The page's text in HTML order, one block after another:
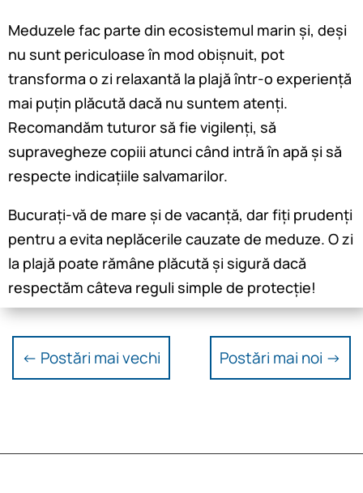
Meduzele fac parte din ecosistemul marin și, deși
nu sunt periculoase în mod obișnuit, pot
transforma o zi relaxantă la plajă într-o experiență
mai puțin plăcută dacă nu suntem atenți.
Recomandăm tuturor să fie vigilenți, să
supravegheze copiii atunci când intră în apă și să
respecte indicațiile salvamarilor.
Bucurați-vă de mare și de vacanță, dar fiți prudenți
pentru a evita neplăcerile cauzate de meduze. O zi
la plajă poate rămâne plăcută și sigură dacă
respectăm câteva reguli simple de protecție!
← Postări mai vechi Postări mai noi →